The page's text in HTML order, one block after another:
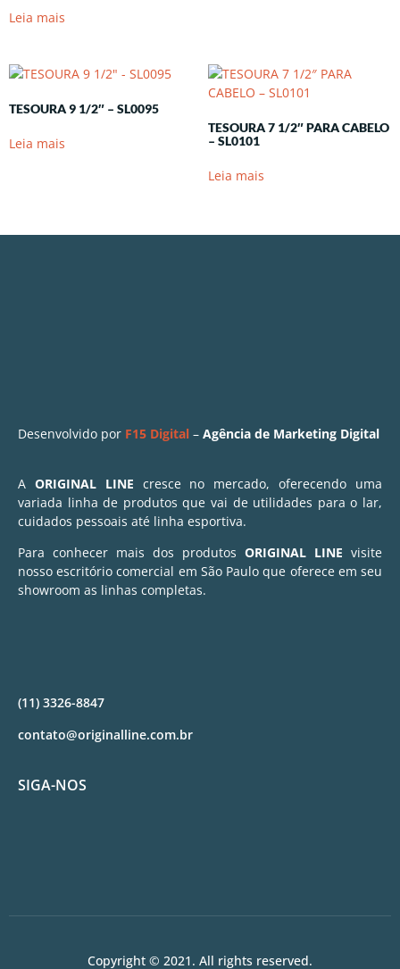
Leia mais
TESOURA 9 1/2″ – SL0095
Leia mais
TESOURA 7 1/2″ PARA CABELO
– SL0101
Leia mais
Desenvolvido por F15 Digital – Agência de Marketing Digital
A ORIGINAL LINE cresce no mercado, oferecendo uma
variada linha de produtos que vai de utilidades para o lar,
cuidados pessoais até linha esportiva.
Para conhecer mais dos produtos ORIGINAL LINE visite
nosso escritório comercial em São Paulo que oferece em seu
showroom as linhas completas.
(11) 3326-8847
contato@originalline.com.br
SIGA-NOS
Copyright © 2021. All rights reserved.